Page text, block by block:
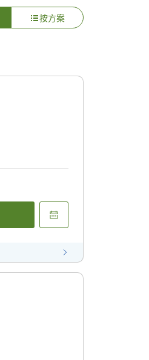
按方案